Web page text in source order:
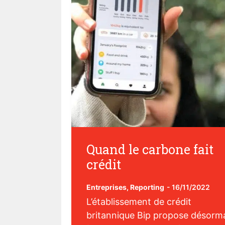
Quand le carbone fait
crédit
Entreprises, Reporting - 16/11/2022
L’établissement de crédit
britannique Bip propose